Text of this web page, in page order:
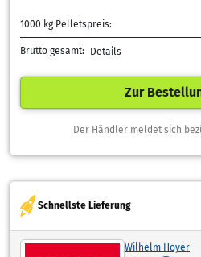
1000 kg Pelletspreis:
Brutto gesamt: Details
Zur
Der Händler meldet sich
Schnellste Lieferung
Wilhelm Hoyer